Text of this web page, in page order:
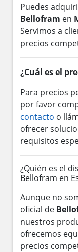
Puedes
Bellofram en
Servimos a
precios
¿Cuál es el
Para precios
por favor
contacto o
ofrecer
requisitos
¿Quién es el
Bellofram en
Aunque no
oficial de
nuestros
ofrecemos
precios